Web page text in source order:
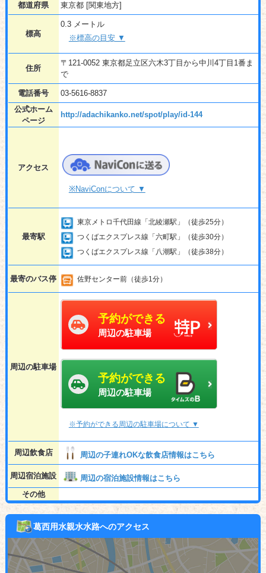
都道府県 東京都 [関東地方]
標高
0.3 メートル
※標高の目安 ▼
住所
〒121-0052 東京都足立区六木3丁目から中川4丁目1番ま
で
電話番号
03-5616-8837
公式ホーム
ページ
http://adachikanko.net/spot/play/id-144
アクセス
※NaviConについて ▼
最寄駅
東京メトロ千代田線「北綾瀬駅」（徒歩25分）
つくばエクスプレス線「六町駅」（徒歩30分）
つくばエクスプレス線「八潮駅」（徒歩38分）
最寄のバス停 佐野センター前（徒歩1分）
周辺の駐車場
予約ができる
周辺の駐車場
予約ができる
周辺の駐車場
※予約ができる周辺の駐車場について ▼
周辺飲食店 周辺の子連れOKな飲食店情報はこちら
周辺宿泊施設
周辺の宿泊施設情報はこちら
その他
葛西用水親水水路へのアクセス